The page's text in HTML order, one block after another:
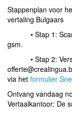
Stappenplan voor
vertaling Bulgaars
• Stap 1:
gsm.
• Stap 2:
via het formulier
Ontvang vandaag
Vertaalkantoor: De